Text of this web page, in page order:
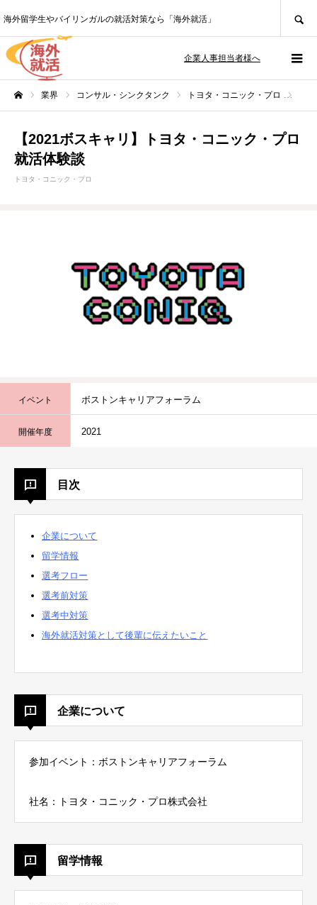
海外留学生やバイリンガルの就活対策なら「海外就活」
企業人事担当者様へ
業界 コンサル・シンクタンク トヨタ・コニック・プロ
【2021ボスキャリ】トヨタ・コニック・プロ
就活体験談
トヨタ・コニック・プロ
イベント ボストンキャリアフォーラム
開催年度 2021
目次
企業について
留学情報
選考フロー
選考前対策
選考中対策
海外就活対策として後輩に伝えたいこと
企業について
参加イベント：ボストンキャリアフォーラム
社名：トヨタ・コニック・プロ株式会社
留学情報